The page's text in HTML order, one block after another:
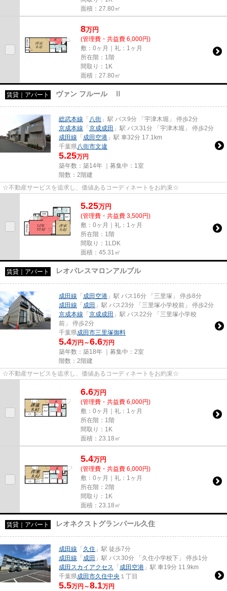
面積：27.80㎡
8万円
(管理費・共益費 6,000円)
敷：0ヶ月｜礼：1ヶ月
所在階：1階
間取り：1K
面積：27.80㎡
賃貸｜アパート ヴァン フルール Ⅱ
総武本線 「 八街 」駅 バス9分 「宇津木堀」 停歩2分
京成本線 「京成成田 」駅 バス31分 「宇津木堀」 停歩2分
成田線 「成田空港 」駅 車32分 17.1km
千葉県 八街市文違
5.25万円
築年数：築14年 ｜募集中： 1室
階数：2階建
☆不動産サービスを追求し、価値あるコーディネートをお約束☆
5.25万円
(管理費・共益費 3,500円)
敷：0ヶ月｜礼：1ヶ月
所在階：1階
間取り：1LDK
面積：45.31㎡
賃貸｜アパート レオパレスマロンアルブル
成田線 「成田空港 」駅 バス16分 「三里塚」 停歩8分
成田線 「成田 」駅 バス23分 「三里塚小学校前」 停歩2分
京成本線 「京成成田 」駅 バス22分 「三里塚小学校
前」 停歩2分
千葉県成田市三里塚御料
5.4万円～6.6万円
築年数：築18年 ｜募集中： 2室
階数：2階建
☆不動産サービスを追求し、価値あるコーディネートをお約束☆
6.6万円
(管理費・共益費 6,000円)
敷：0ヶ月｜礼：1ヶ月
所在階：1階
間取り：1K
面積：23.18㎡
5.4万円
(管理費・共益費 6,000円)
敷：0ヶ月｜礼：1ヶ月
所在階：2階
間取り：1K
面積：23.18㎡
賃貸｜アパート レオネクストグランパール久住
成田線 「久住 」駅 徒歩7分
成田線 「成田 」駅 バス30分 「久住小学校下」 停歩1分
成田スカイアクセス
「成田空港 」駅 車19分 11.9km
千葉県成田市久住中央 １丁目
5.5万円～8.1万円